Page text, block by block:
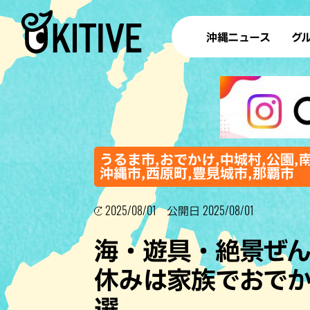
沖縄ニュース グ
ラ
テイ
すし
沖
洋食・
その他
ブッフェ
うるま市,おでかけ,中城村,公園,
沖縄市,西原町,豊見城市,那覇市
2025/08/01 公開日 2025/08/01
海・遊具・絶景ぜ
休みは家族でおで